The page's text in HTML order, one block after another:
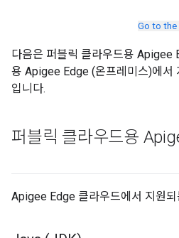
Go to the
다음은 퍼블릭 클라우드용 Apigee
용 Apigee Edge (온프레미스)에서
입니다.
퍼블릭 클라우드용
Apigee Edge 클라우드에서 지원